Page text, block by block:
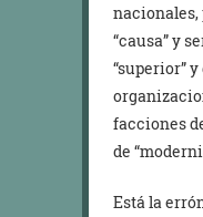
nacionales,
“causa” y
“superior”
facciones
de
Está la